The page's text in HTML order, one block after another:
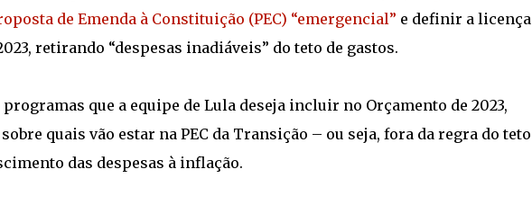
de Emenda à Constituição (PEC) “emergencial” e definir a licença
retirando “despesas inadiáveis” do teto de gastos.
que a equipe de Lula deseja incluir no Orçamento de 2023,
quais vão estar na PEC da Transição – ou seja, fora da regra do teto
das despesas à inflação.